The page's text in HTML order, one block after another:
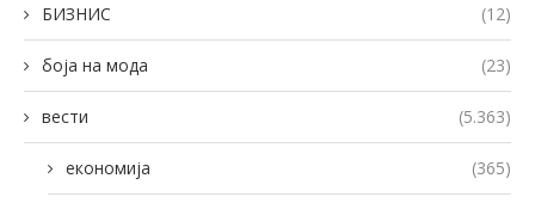
БИЗНИС (12)
боја на мода (23)
вести (5.363)
економија (365)